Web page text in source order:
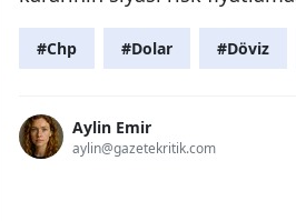
#Chp #Dolar #Döviz
Aylin Emir
aylin@gazetekritik.com